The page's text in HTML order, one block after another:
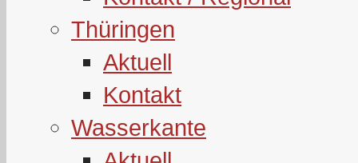
Thüringen
Aktuell
Kontakt
Wasserkante